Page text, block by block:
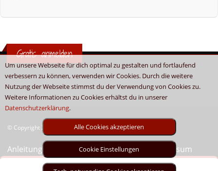
Um unsere Webseite für dich optimal zu gestalten und fortlaufend
verbessern zu können, verwenden wir Cookies. Durch die weitere
Nutzung der Webseite stimmst du der Verwendung von Cookies zu.
Weitere Informationen zu Cookies erhältst du in unserer
Datenschutzerklärung.
Alle Cookies akzeptieren
Cookie Einstellungen
Gratis anmelden
© Copyright 2026 - Boni.tv / Cashback & Gutscheine
Anleitung Sitemap Kontakt Unser Impressum